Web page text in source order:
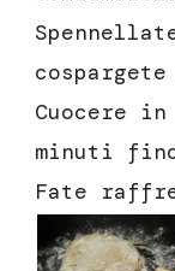
Cuocere
minuti
Fate